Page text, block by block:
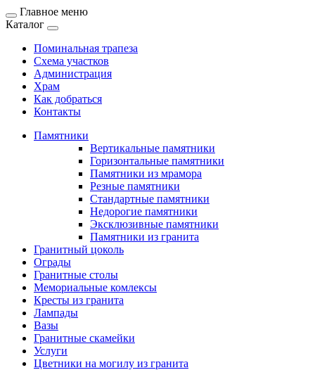
Главное меню
Каталог
Поминальная трапеза
Схема участков
Администрация
Храм
Как добраться
Контакты
Памятники
Вертикальные памятники
Горизонтальные памятники
Памятники из мрамора
Резные памятники
Стандартные памятники
Недорогие памятники
Эксклюзивные памятники
Памятники из гранита
Гранитный цоколь
Ограды
Гранитные столы
Мемориальные комлексы
Кресты из гранита
Лампады
Вазы
Гранитные скамейки
Услуги
Цветники на могилу из гранита